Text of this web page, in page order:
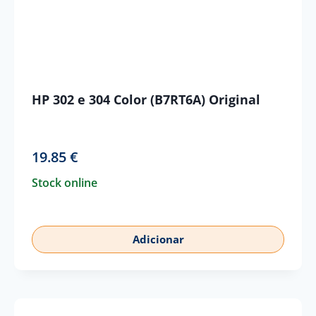
HP 302 e 304 Color (B7RT6A) Original
19.85€
Stock online
Adicionar